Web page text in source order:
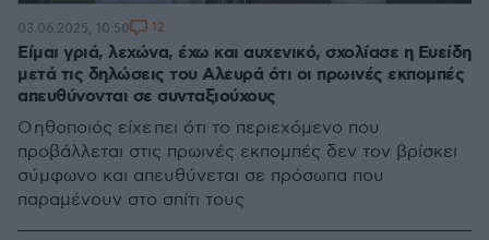
Είμαι γριά, λεχώνα, έχω και αυχενικό, σχολίασε η Ευείδη
μετά τις δηλώσεις του Αλευρά ότι οι πρωινές εκπομπές
απευθύνονται σε συνταξιούχους
Ο ηθοποιός είχε πει ότι το περιεχόμενο που
προβάλλεται στις πρωινές εκπομπές δεν τον βρίσκει
σύμφωνο και απευθύνεται σε πρόσωπα που
παραμένουν στο σπίτι τους
03.06.2025, 10:50 12